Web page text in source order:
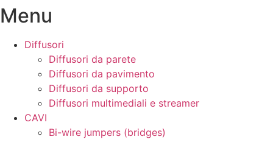
Menu
Diffusori
Diffusori da parete
Diffusori da pavimento
Diffusori da supporto
Diffusori multimediali e streamer
CAVI
Bi-wire jumpers (bridges)